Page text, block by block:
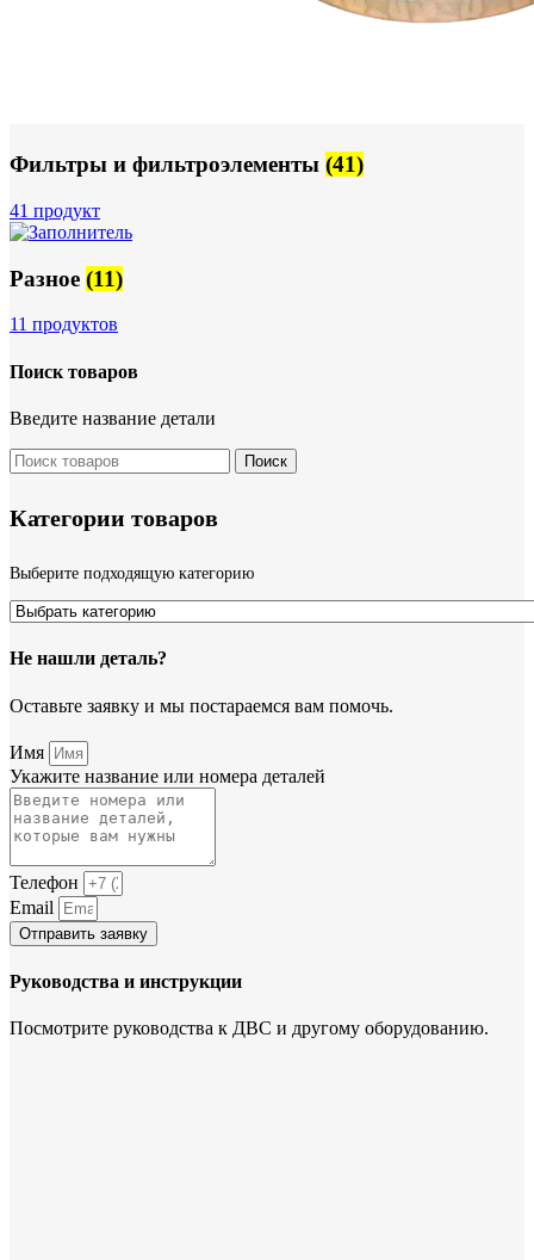
Фильтры и фильтроэлементы (41)
41 продукт
Разное (11)
11 продуктов
Поиск товаров
Введите название детали
Поиск
Категории товаров
Выберите подходящую категорию
Не нашли деталь?
Оставьте заявку и мы постараемся вам помочь.
Имя
Укажите название или номера деталей
Телефон
Email
Отправить заявку
Руководства и инструкции
Посмотрите руководства к ДВС и другому оборудованию.